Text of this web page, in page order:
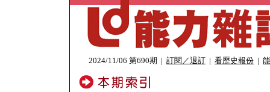
2024/11/06 第690期 | 訂閱／退訂 | 看歷史報份 |